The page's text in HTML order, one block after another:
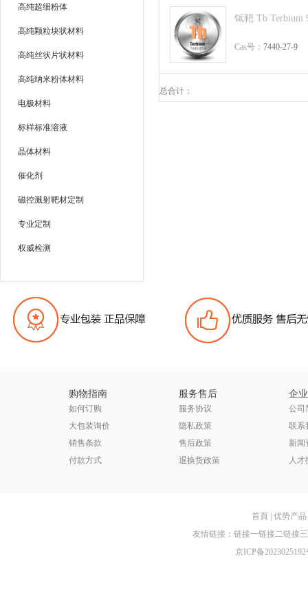
高纯超细粉体
高纯颗粒块状材料
高纯丝状片状材料
高纯纳米粉体材料
电极材料
标样标准溶液
晶体材料
催化剂
磁控溅射靶材定制
专业定制
权威检测
铽靶 Tb Terbium
Cas号： 7440-27-9
总合计：
购物指南
如何订购
大包装询价
销售条款
付款方式
服务售后
服务协议
隐私政策
售后政策
退换货政策
企
公司
联系
新闻
人才
首頁 优势产品
友情链接： 链接一链接二链接三
京ICP备